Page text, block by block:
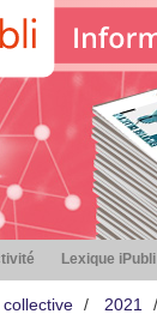
Lexique iPubli
2021